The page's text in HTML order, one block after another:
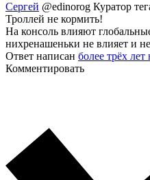
Сергей @edinorog Куратор
Троллей не кормить!
На консоль влияют
нихренашеньки не влияет и
Ответ написан более трёх лет
Комментировать